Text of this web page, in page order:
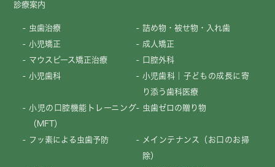
診療案内
虫歯治療
詰め物・被せ物・入れ歯
小児矯正
成人矯正
マウスピース矯正治療
口腔外科
小児歯科
小児歯科｜子どもの成長に寄
り添う歯科医療
小児の口腔機能トレーニング
（MFT）
虫歯ゼロの贈り物
フッ素による虫歯予防
メインテナンス（お口のお掃
除）